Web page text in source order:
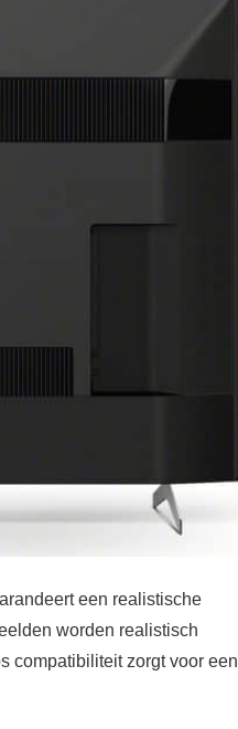
een realistische
worden realistisch
compatibiliteit zorgt voor een